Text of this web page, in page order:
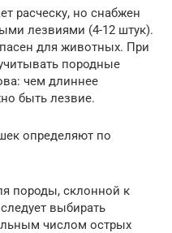
расческу, но снабжен
лезвиями (4-12 штук).
для животных. При
породные
чем длиннее
быть лезвие.
определяют по
породы, склонной к
выбирать
числом острых